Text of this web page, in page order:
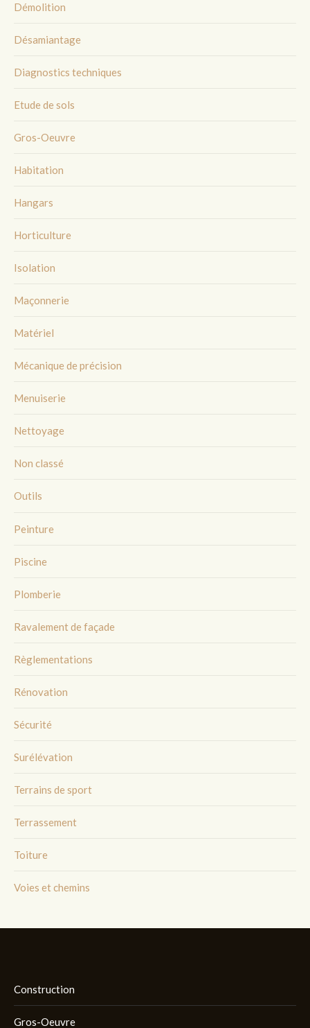
Démolition
Désamiantage
Diagnostics techniques
Etude de sols
Gros-Oeuvre
Habitation
Hangars
Horticulture
Isolation
Maçonnerie
Matériel
Mécanique de précision
Menuiserie
Nettoyage
Non classé
Outils
Peinture
Piscine
Plomberie
Ravalement de façade
Règlementations
Rénovation
Sécurité
Surélévation
Terrains de sport
Terrassement
Toiture
Voies et chemins
Construction
Gros-Oeuvre